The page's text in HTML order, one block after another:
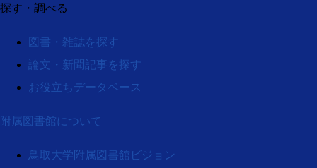
探す・調べる
図書・雑誌を探す
論文・新聞記事を探す
お役立ちデータベース
附属図書館について
鳥取大学附属図書館ビジョン